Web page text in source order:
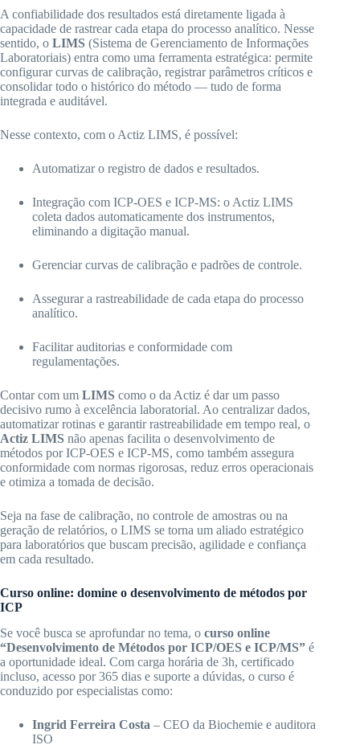
A confiabilidade dos resultados está diretamente ligada à
capacidade de rastrear cada etapa do processo analítico. Nesse
sentido, o LIMS (Sistema de Gerenciamento de Informações
Laboratoriais) entra como uma ferramenta estratégica: permite
configurar curvas de calibração, registrar parâmetros críticos e
consolidar todo o histórico do método — tudo de forma
integrada e auditável.
Nesse contexto, com o Actiz LIMS, é possível:​
Automatizar o registro de dados e resultados.​
Integração com ICP-OES e ICP-MS: o Actiz LIMS
coleta dados automaticamente dos instrumentos,
eliminando a digitação manual.
Gerenciar curvas de calibração e padrões de controle.​
Assegurar a rastreabilidade de cada etapa do processo
analítico.​
Facilitar auditorias e conformidade com
regulamentações.
Contar com um LIMS como o da Actiz é dar um passo
decisivo rumo à excelência laboratorial. Ao centralizar dados,
automatizar rotinas e garantir rastreabilidade em tempo real, o
Actiz LIMS não apenas facilita o desenvolvimento de
métodos por ICP-OES e ICP-MS, como também assegura
conformidade com normas rigorosas, reduz erros operacionais
e otimiza a tomada de decisão.
Seja na fase de calibração, no controle de amostras ou na
geração de relatórios, o LIMS se torna um aliado estratégico
para laboratórios que buscam precisão, agilidade e confiança
em cada resultado.
Curso online: domine o desenvolvimento de métodos por
ICP
Se você busca se aprofundar no tema, o curso online
“Desenvolvimento de Métodos por ICP/OES e ICP/MS” é
a oportunidade ideal. Com carga horária de 3h, certificado
incluso, acesso por 365 dias e suporte a dúvidas, o curso é
conduzido por especialistas como:
Ingrid Ferreira Costa – CEO da Biochemie e auditora
ISO